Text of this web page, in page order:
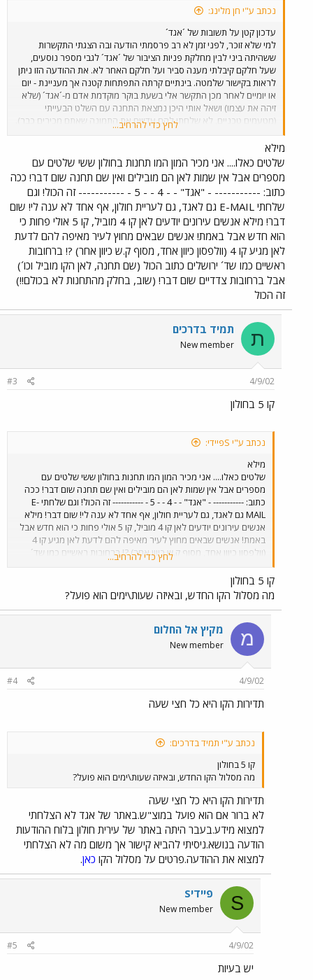
נכתב ע"י חן מלינג:
עדכון קטן על תשובות של ´אגד´
למי שלא זוכר, לפני זמן לא רב פרסמתי הודעה ובה הצגתי התקשרות
ששהיתה ביני לבין מחלקת פניות הציבור של ´אגד´ לגבי מספר נוסעים,
שעל חלקם קיבלתי מענה סביר ועל חלקם האחר לא. את ההודעה הזו ניתן
לראות בקישור שלמטה. בינתיים קרתה התפתחות קטנה אך מעניינת - יום
או יומיים לאחר מכן התקשר אלי בשעת בוקר מוקדמת אדם מ-´אגד´ (שלא
זיהה את עצמו) ושאל אותי היכן נמצאת התחנה עם השלט הבעייתי
(מטעמים טכניים, לא שלחתי להם עדייןם את התמונה שאתם מכירים כבר).
מסתבר שהם ניסו ולא הצליחו למצוא אותה. אני מקווה שעם ההסברים
שנתתי לו הפעולה הצליחה בסופו של דבר, טעכשיו לא נותר אלא לחכות
ולראות האם ישנו את זה, ואיך יגיבו על המכתב ששלחתי להם ובוב הסברתי
מה לא בסדר, לדעתי, בתשובה המקורית שלהם. רציתי רק להוסיף
שהופתעתי לטובה מהמרץ שהופגן בנושא השלט השגוי. אם אכן ישנו אותו,
האם מישהו מרגיש שזהיעורר אותו גם כן ללכת לאגד עם תיקונים כאלו?
לחץ כדי להרחיב...
מילא
שלטים כאלו.... אני מכיר המון המו תחנות בחולון ששי שלטים עם
מספרים אבל אין שמות לאן הם מובילים ואין שם תחנה שום דבר! ככה
כתוב: ----------- - "אגד" - - 4 - - 5 - ----------- זה הכול! וגם
שלחתי E-MAIL גם לאגד, גם לעריית חולון, אף אחד לא ענה לי! שום
דבר! מילא אנשים עירונים יודעים לאן קו 4 מוביל, קו 5 אולי פחות כי
הוא חדש אבל באמת! אנשים שבאים מחוץ לעיר מאיפה להם לדעת
לאן מגיע קו 4 (וולפסון כיוון אחד, מסוף ק.ש כיוון אחר) ?! ברחובות
ראשיים כמו שד´ ירושלים כתוב הכול (שם תחנה, לאן הקו מוביל וכו´)
אבל ברחובות צדדיים שום דבר! (שוב, בחלק מהתחנות לא בכולם!!)
זה הכול
ת תמיד בדרכים
New member
4/9/02
#3
קו 5 בחולון
נכתב ע"י Sפיידי:
מילא
שלטים כאלו.... אני מכיר המון המו תחנות בחולון ששי שלטים עם
מספרים אבל אין שמות לאן הם מובילים ואין שם תחנה שום דבר! ככה
כתוב: ----------- - "אגד" - - 4 - - 5 - ----------- זה הכול! וגם שלחתי E-
MAIL גם לאגד, גם לעריית חולון, אף אחד לא ענה לי! שום דבר! מילא
אנשים עירונים יודעים לאן קו 4 מוביל, קו 5 אולי פחות כי הוא חדש אבל
באמת! אנשים שבאים מחוץ לעיר מאיפה להם לדעת לאן מגיע קו 4
(וולפסון כיוון אחד, מסוף ק.ש כיוון אחר) ?! ברחובות ראשיים כמו שד´
ירושלים כתוב הכול (שם תחנה, לאן הקו מוביל וכו´) אבל ברחובות
צדדיים שום דבר! (שוב, בחלק מהתחנות לא בכולם!!) זה הכול
לחץ כדי להרחיב...
קו 5 בחולון
מה מסלול הקו החדש, ובאיזה שעות\ימים הוא פועל?
מ מקיץ אל החלום
New member
4/9/02
#4
תדירות הקו היא כל חצי שעה
נכתב ע"י תמיד בדרכים:
קו 5 בחולון
מה מסלול הקו החדש, ובאיזה שעות\ימים הוא פועל?
תדירות הקו היא כל חצי שעה
לא ברור אם הוא פועל במוצ"ש.באתר של אגד לא הצלחתי
למצוא מידע.בעבר היתה באתר של עירית חולון בלוח ההודעות
הודעה בנושא.ניסיתי להביא קישור אך משום מה לא הצלחתי
למצוא את ההודעה.פרטים על מסלול הקו כאן.
S Sפיידי
New member
4/9/02
#5
יש בעיות